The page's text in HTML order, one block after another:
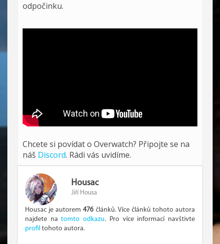
odpočinku.
Chcete si povídat o Overwatch? Připojte se na
náš Discord. Rádi vás uvidíme.
Housac
Jiří Housa
Housac je autorem476článků. Více článků tohoto autora
najdete natomto odkazu. Pro více informací navštivte
profil tohoto autora.